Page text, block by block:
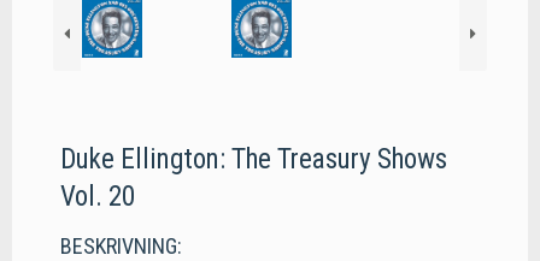
Duke Ellington: The Treasury Shows
Vol. 20
BESKRIVNING: